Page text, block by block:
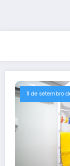
11 de setembro